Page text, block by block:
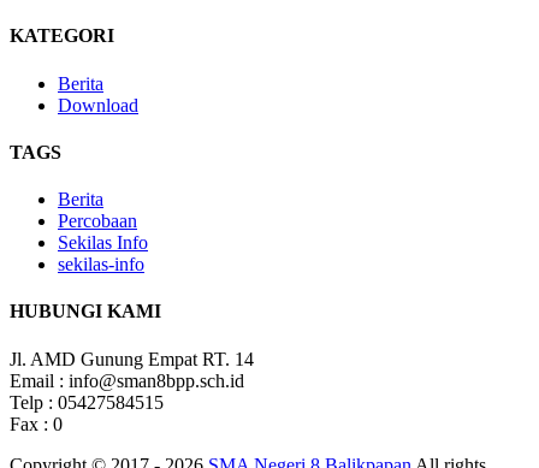
KATEGORI
Berita
Download
TAGS
Berita
Percobaan
Sekilas Info
sekilas-info
HUBUNGI KAMI
Jl. AMD Gunung Empat RT. 14
Email : info@sman8bpp.sch.id
Telp : 05427584515
Fax : 0